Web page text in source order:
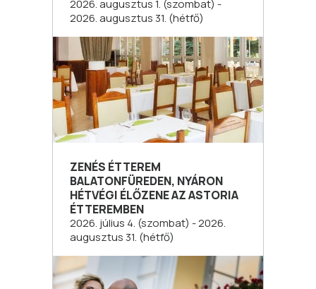
2026. augusztus 1. (szombat) -
2026. augusztus 31. (hétfő)
ZENÉS ÉTTEREM
BALATONFÜREDEN, NYÁRON
HÉTVÉGI ÉLŐZENE AZ ASTORIA
ÉTTEREMBEN
2026. július 4. (szombat) - 2026.
augusztus 31. (hétfő)